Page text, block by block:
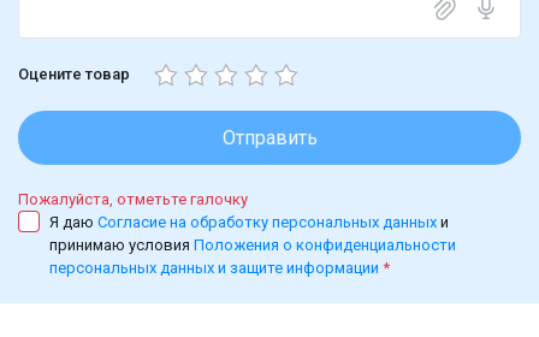
Оцените товар
Отправить
Пожалуйста, отметьте галочку
Я даю Согласие на обработку персональных данных и
принимаю условия Положения о конфиденциальности
персональных данных и защите информации *